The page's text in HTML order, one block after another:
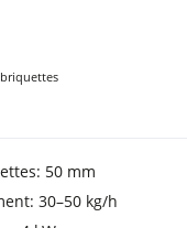
d'Atelier
briquettes
50 mm
30–50 kg/h